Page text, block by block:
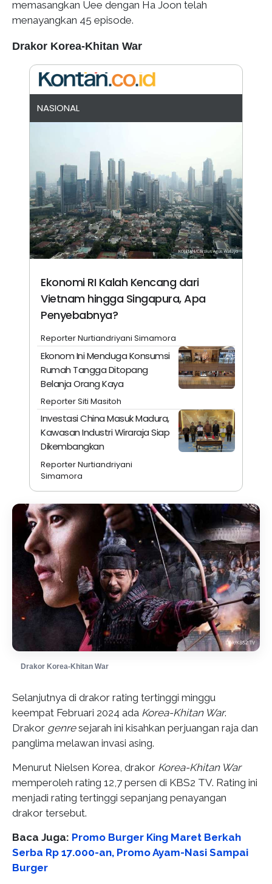
memasangkan Uee dengan Ha Joon telah
menayangkan 45 episode.
Drakor Korea-Khitan War
NASIONAL
Ekonomi RI Kalah Kencang dari
Vietnam hingga Singapura, Apa
Penyebabnya?
Reporter Nurtiandriyani Simamora
Ekonom Ini Menduga Konsumsi
Rumah Tangga Ditopang
Belanja Orang Kaya
Reporter Siti Masitoh
Investasi China Masuk Madura,
Kawasan Industri Wiraraja Siap
Dikembangkan
Reporter Nurtiandriyani
Simamora
Drakor Korea-Khitan War
Selanjutnya di drakor rating tertinggi minggu
keempat Februari 2024 ada Korea-Khitan War.
Drakor genresejarah ini kisahkan perjuangan raja dan
panglima melawan invasi asing.
Menurut Nielsen Korea, drakor Korea-Khitan War
memperoleh rating 12,7 persen di KBS2 TV. Rating ini
menjadi rating tertinggi sepanjang penayangan
drakor tersebut.
Baca Juga: Promo Burger King Maret Berkah
Serba Rp 17.000-an, Promo Ayam-Nasi Sampai
Burger